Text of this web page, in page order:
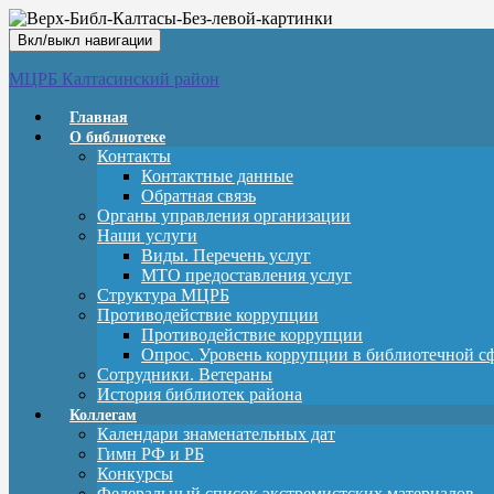
Вкл/выкл навигации
МЦРБ Калтасинский район
Главная
О библиотеке
Контакты
Контактные данные
Обратная связь
Органы управления организации
Наши услуги
Виды. Перечень услуг
МТО предоставления услуг
Структура МЦРБ
Противодействие коррупции
Противодействие коррупции
Опрос. Уровень коррупции в библиотечной
Сотрудники. Ветераны
История библиотек района
Коллегам
Календари знаменательных дат
Гимн РФ и РБ
Конкурсы